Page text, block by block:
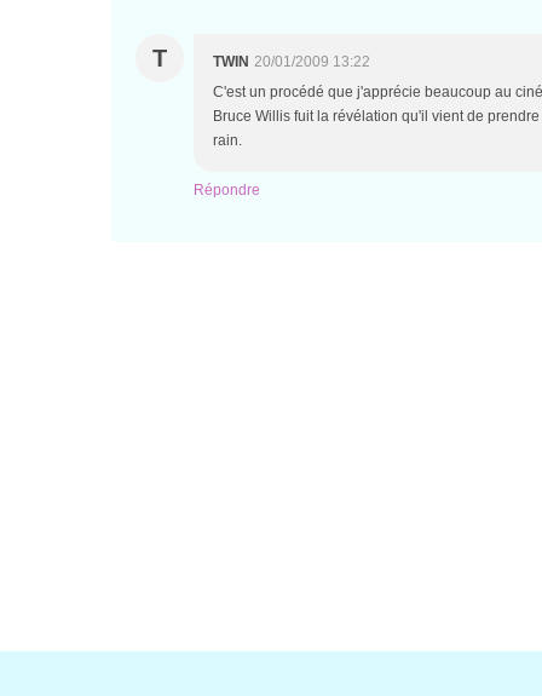
T TWIN 20/01/2009 13:22
C'est un procédé que j'apprécie beaucoup au
Bruce Willis fuit la révélation qu'il vient de
rain.
Répondre